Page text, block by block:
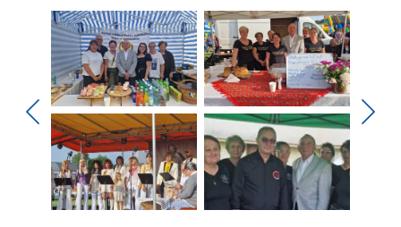
Pokaż
poprzednie
zdjęcia
Pokaż
zdjęcie
1
z
galerii.
Pokaż
zdjęcie
2
z
galerii.